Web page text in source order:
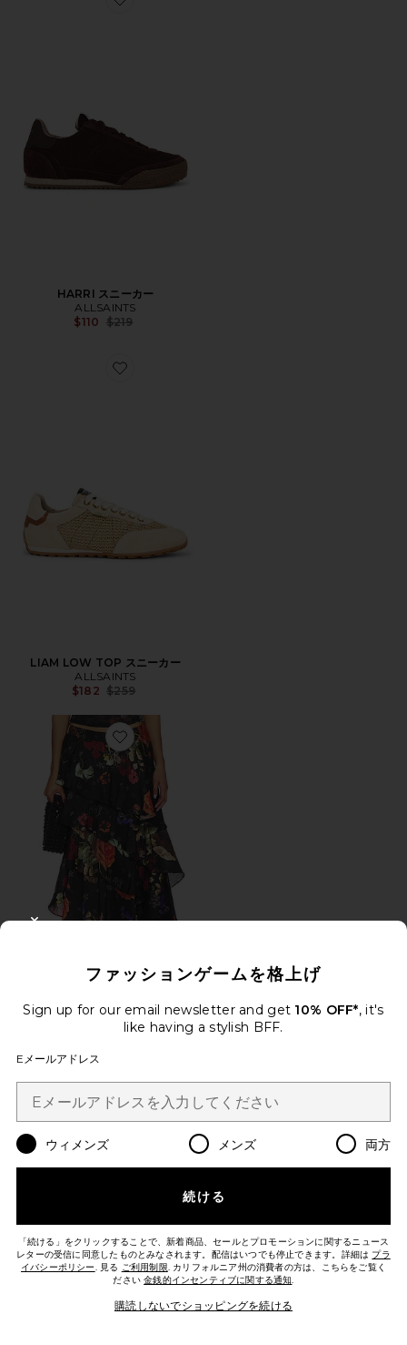
Favorite HARRI スニーカー
HARRI スニーカー
ALLSAINTS
$110 Previous price:
$219
Favorite LIAM LOW TOP スニーカー
LIAM LOW TOP スニーカー
ALLSAINTS
$182 Previous price:
$259
Favorite CAYA スカート
CAYA スカート
$208
ファッションゲームを格上げ
Sign up for our email newsletter and get 10% OFF*, it's
like having a stylish BFF.
Eメールアドレス
ウィメンズ メンズ 両方
続ける
「続ける」をクリックすることで、新着商品、セールとプロモーションに関するニュース
レターの受信に同意したものとみなされます。配信はいつでも停止できます。詳細は プラ
イバシーポリシー. 見る ご利用制限. カリフォルニア州の消費者の方は、こちらをご覧く
ださい金銭的インセンティブに関する通知.
購読しないでショッピングを続ける